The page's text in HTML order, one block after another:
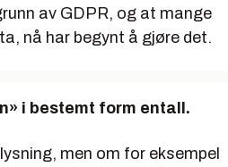
av GDPR, og at mange
nå har begynt å gjøre det.
i bestemt form entall.
men om for eksempel